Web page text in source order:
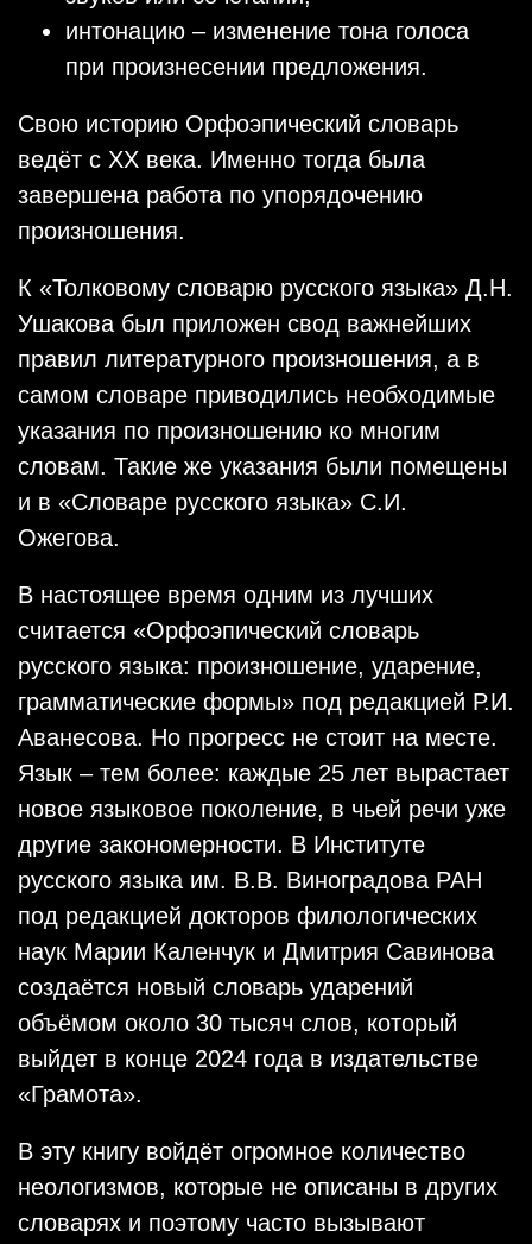
интонацию – изменение тона голоса
при произнесении предложения.
Свою историю Орфоэпический словарь
ведёт с XX века. Именно тогда была
завершена работа по упорядочению
произношения.
К «Толковому словарю русского языка» Д.Н.
Ушакова был приложен свод важнейших
правил литературного произношения, а в
самом словаре приводились необходимые
указания по произношению ко многим
словам. Такие же указания были помещены
и в «Словаре русского языка» С.И.
Ожегова.
В настоящее время одним из лучших
считается «Орфоэпический словарь
русского языка: произношение, ударение,
грамматические формы» под редакцией Р.И.
Аванесова. Но прогресс не стоит на месте.
Язык – тем более: каждые 25 лет вырастает
новое языковое поколение, в чьей речи уже
другие закономерности. В Институте
русского языка им. В.В. Виноградова РАН
под редакцией докторов филологических
наук Марии Каленчук и Дмитрия Савинова
создаётся новый словарь ударений
объёмом около 30 тысяч слов, который
выйдет в конце 2024 года в издательстве
«Грамота».
В эту книгу войдёт огромное количество
неологизмов, которые не описаны в других
словарях и поэтому часто вызывают